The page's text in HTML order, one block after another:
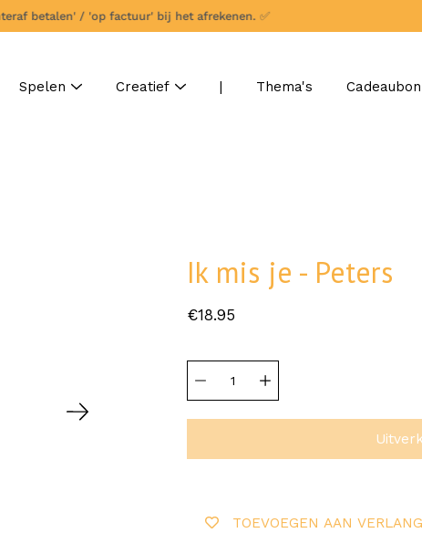
betalen' / 'op factuur' bij het afrekenen.✅
Spelen Creatief | Thema's Cadeaubon
Ik mis je - Peters
€18.95
selector
TOEVOEGEN AAN